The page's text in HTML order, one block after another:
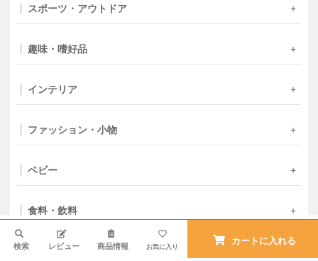
スポーツ・アウトドア
趣味・嗜好品
インテリア
ファッション・小物
ベビー
食料・飲料
その他
検索 レビュー 商品情報 お気に入り
カートに入れる
検索